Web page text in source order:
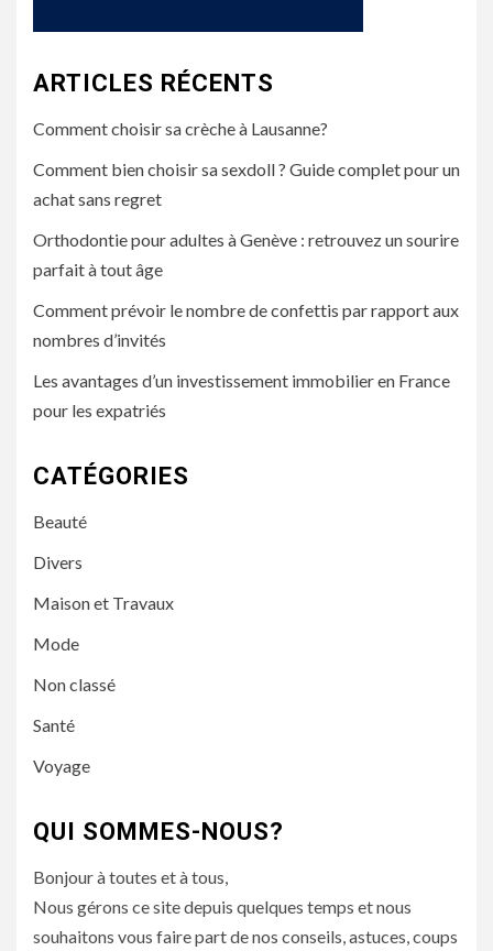
ARTICLES RÉCENTS
Comment choisir sa crèche à Lausanne?
Comment bien choisir sa sexdoll ? Guide complet pour un
achat sans regret
Orthodontie pour adultes à Genève : retrouvez un sourire
parfait à tout âge
Comment prévoir le nombre de confettis par rapport aux
nombres d’invités
Les avantages d’un investissement immobilier en France
pour les expatriés
CATÉGORIES
Beauté
Divers
Maison et Travaux
Mode
Non classé
Santé
Voyage
QUI SOMMES-NOUS?
Bonjour à toutes et à tous,
Nous gérons ce site depuis quelques temps et nous
souhaitons vous faire part de nos conseils, astuces, coups